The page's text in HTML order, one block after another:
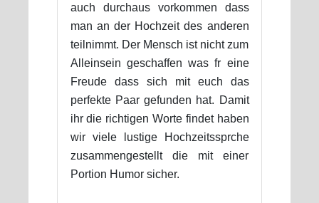
auch durchaus vorkommen dass
man an der Hochzeit des anderen
teilnimmt. Der Mensch ist nicht zum
Alleinsein geschaffen was fr eine
Freude dass sich mit euch das
perfekte Paar gefunden hat. Damit
ihr die richtigen Worte findet haben
wir viele lustige Hochzeitssprche
zusammengestellt die mit einer
Portion Humor sicher.